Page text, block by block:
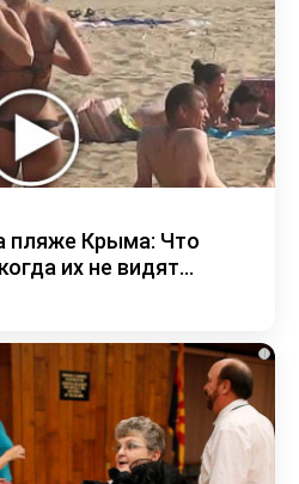
пляже Крыма: Что
их не видят...
i